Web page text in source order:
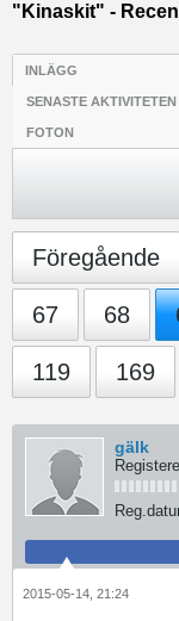
"Kinaskit" -
INLÄGG
SENASTE AKTIVITETEN
FOTON
Föregående
67 68
119 169
gälk
2015-05-14, 21:24